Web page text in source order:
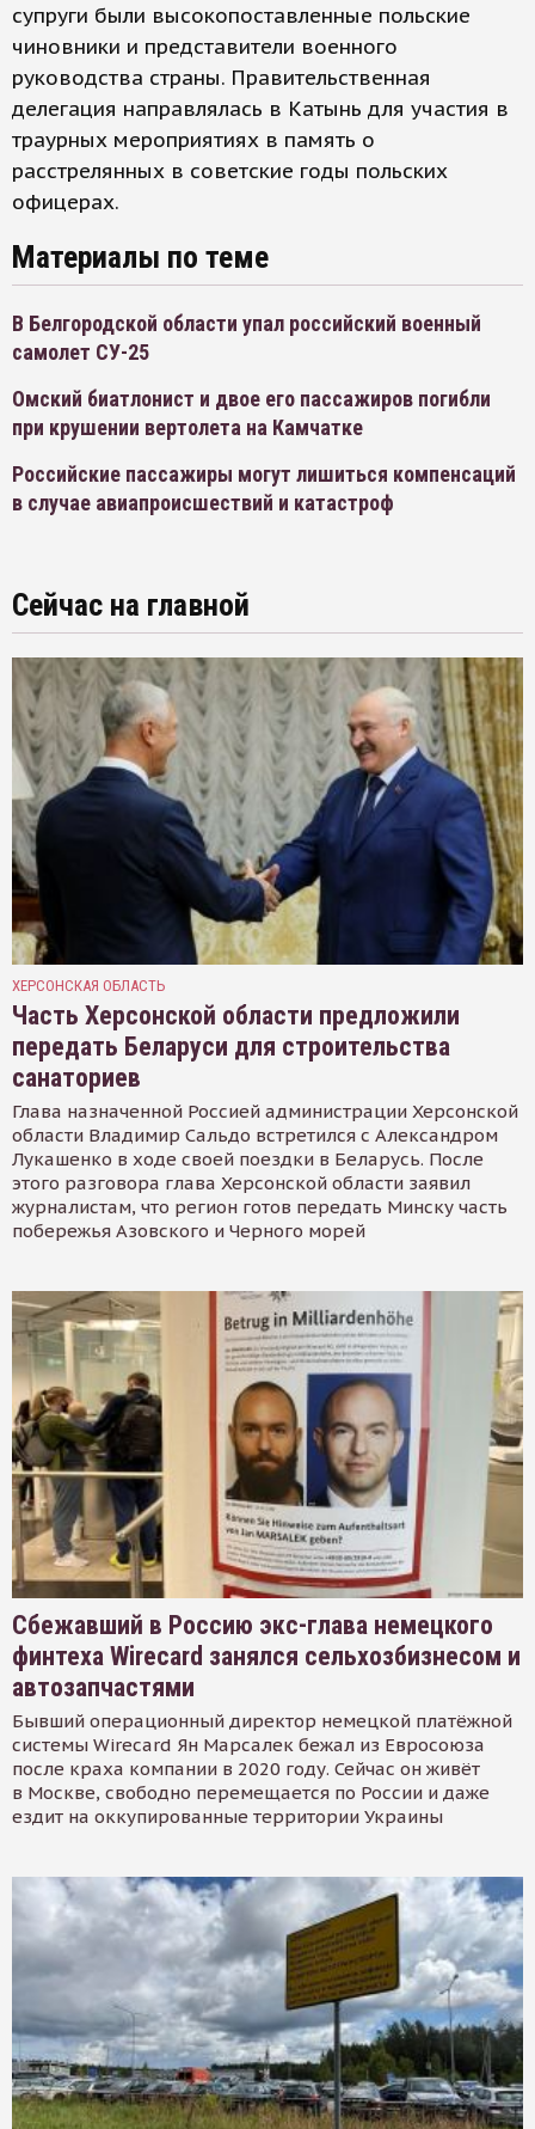
супруги были высокопоставленные польские
чиновники и представители военного
руководства страны. Правительственная
делегация направлялась в Катынь для участия в
траурных мероприятиях в память о
расстрелянных в советские годы польских
офицерах.
Материалы по теме
В Белгородской области упал российский военный
самолет СУ-25
Омский биатлонист и двое его пассажиров погибли
при крушении вертолета на Камчатке
Российские пассажиры могут лишиться компенсаций
в случае авиапроисшествий и катастроф
Сейчас на главной
ХЕРСОНСКАЯ ОБЛАСТЬ
Часть Херсонской области предложили
передать Беларуси для строительства
санаториев
Глава назначенной Россией администрации Херсонской
области Владимир Сальдо встретился с Александром
Лукашенко в ходе своей поездки в Беларусь. После
этого разговора глава Херсонской области заявил
журналистам, что регион готов передать Минску часть
побережья Азовского и Черного морей
Сбежавший в Россию экс-глава немецкого
финтеха Wirecard занялся сельхозбизнесом и
автозапчастями
Бывший операционный директор немецкой платёжной
системы Wirecard Ян Марсалек бежал из Евросоюза
после краха компании в 2020 году. Сейчас он живёт
в Москве, свободно перемещается по России и даже
ездит на оккупированные территории Украины